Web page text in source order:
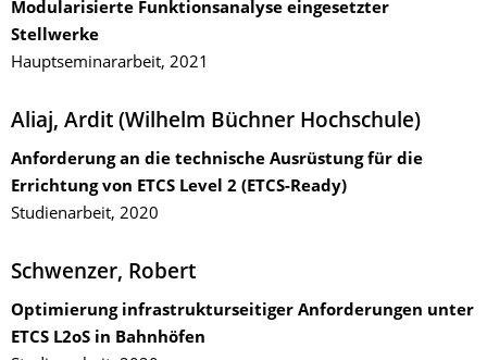
Modularisierte Funktionsanalyse eingesetzter
Stellwerke
Hauptseminararbeit, 2021
Aliaj, Ardit (Wilhelm Büchner Hochschule)
Anforderung an die technische Ausrüstung für die
Errichtung von ETCS Level 2 (ETCS-Ready)
Studienarbeit, 2020
Schwenzer, Robert
Optimierung infrastrukturseitiger Anforderungen unter
ETCS L2oS in Bahnhöfen